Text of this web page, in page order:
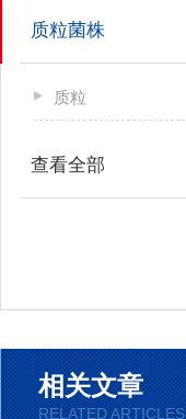
质粒菌株
质粒
查看全部
相关文章
RELATED ARTICLES